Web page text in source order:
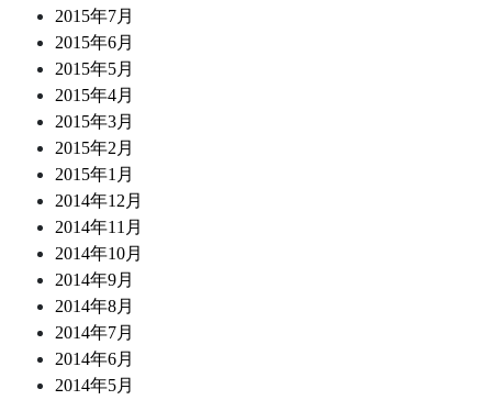
2015年7月
2015年6月
2015年5月
2015年4月
2015年3月
2015年2月
2015年1月
2014年12月
2014年11月
2014年10月
2014年9月
2014年8月
2014年7月
2014年6月
2014年5月